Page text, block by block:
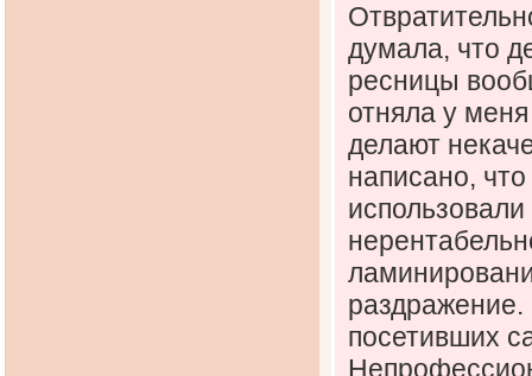
думала, что
ресницы
отняла у
делают
написано,
посетивших